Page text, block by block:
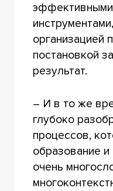
организацией
постановкой
результат.
– И в то же
глубоко
процессов,
образование и
очень